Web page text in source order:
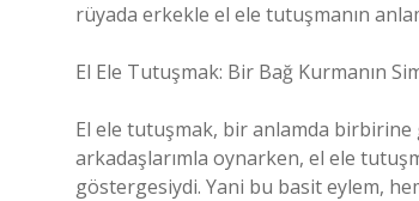
rüyada erkekle el ele tutuşmanın
El Ele Tutuşmak: Bir Bağ Kurmanın
El ele tutuşmak, bir anlamda birbirine
arkadaşlarımla oynarken, el ele
göstergesiydi. Yani bu basit eylem,